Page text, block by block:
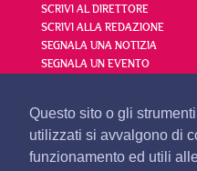
Questo sito o gli
utilizzati si avvalgono di
funzionamento ed utili
SCRIVI AL DIRETTORE
SCRIVI ALLA REDAZIONE
SEGNALA UNA NOTIZIA
SEGNALA UN EVENTO